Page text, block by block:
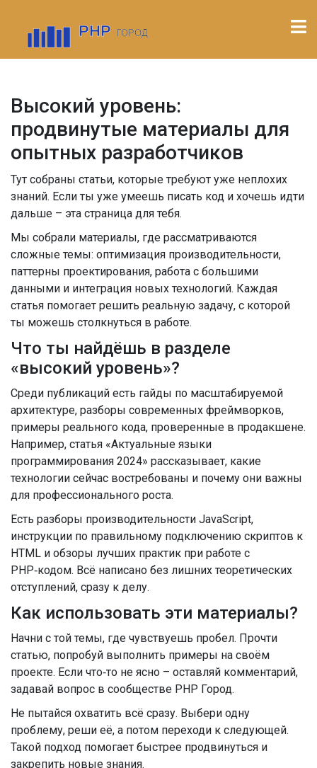
Высокий уровень:
продвинутые материалы для
опытных разработчиков
Тут собраны статьи, которые требуют уже неплохих
знаний. Если ты уже умеешь писать код и хочешь идти
дальше – эта страница для тебя.
Мы собрали материалы, где рассматриваются
сложные темы: оптимизация производительности,
паттерны проектирования, работа с большими
данными и интеграция новых технологий. Каждая
статья помогает решить реальную задачу, с которой
ты можешь столкнуться в работе.
Что ты найдёшь в разделе
«высокий уровень»?
Среди публикаций есть гайды по масштабируемой
архитектуре, разборы современных фреймворков,
примеры реального кода, проверенные в продакшене.
Например, статья «Актуальные языки
программирования 2024» рассказывает, какие
технологии сейчас востребованы и почему они важны
для профессионального роста.
Есть разборы производительности JavaScript,
инструкции по правильному подключению скриптов к
HTML и обзоры лучших практик при работе с
PHP‑кодом. Всё написано без лишних теоретических
отступлений, сразу к делу.
Как использовать эти материалы?
Начни с той темы, где чувствуешь пробел. Прочти
статью, попробуй выполнить примеры на своём
проекте. Если что‑то не ясно – оставляй комментарий,
задавай вопрос в сообществе PHP Город.
Не пытайся охватить всё сразу. Выбери одну
проблему, реши её, а потом переходи к следующей.
Такой подход помогает быстрее продвинуться и
закрепить новые знания.